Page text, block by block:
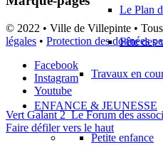
Le Plan
Fête des
Travaux en
ENFANCE & JEUNESSE
Petite enfance
© 2022 • Ville de Villepinte • Tous
légales • Protection des données
Facebook
Instagram
Youtube
Vert Galant 2 Le Forum des
Faire défiler vers le haut